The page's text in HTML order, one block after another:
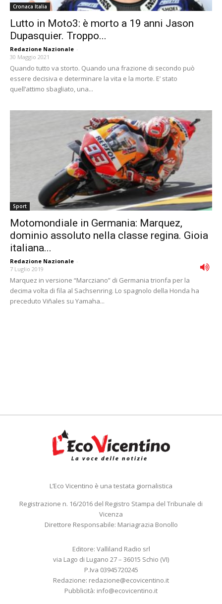
Cronaca Italia
Lutto in Moto3: è morto a 19 anni Jason
Dupasquier. Troppo...
Redazione Nazionale -
30 Maggio 2021
Quando tutto va storto. Quando una frazione di secondo può
essere decisiva e determinare la vita e la morte. E’ stato
quell’attimo sbagliato, una...
Sport
Motomondiale in Germania: Marquez,
dominio assoluto nella classe regina. Gioia
italiana...
Redazione Nazionale -
7 Luglio 2019
Marquez in versione “Marcziano” di Germania trionfa per la
decima volta di fila al Sachsenring. Lo spagnolo della Honda ha
preceduto Viñales su Yamaha...
L’Eco Vicentino è una testata giornalistica
Registrazione n. 16/2016 del Registro Stampa del Tribunale di
Vicenza
Direttore Responsabile: Mariagrazia Bonollo
Editore: Valliland Radio srl
via Lago di Lugano 27 – 36015 Schio (VI)
P.Iva 03945720245
Redazione: redazione@ecovicentino.it
Pubblicità: info@ecovicentino.it